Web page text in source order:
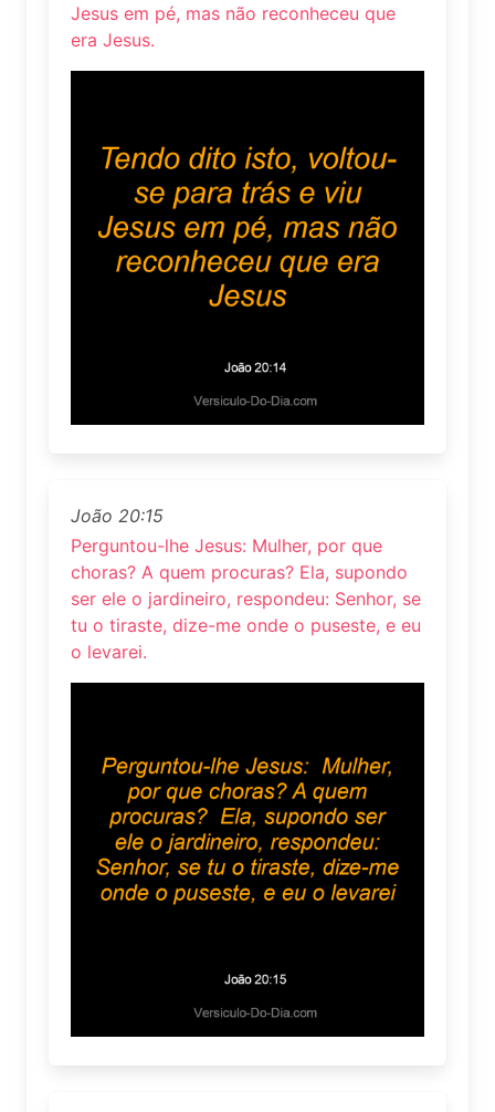
Jesus em pé, mas não reconheceu que
era Jesus.
João 20:15
Perguntou-lhe Jesus: Mulher, por que
choras? A quem procuras? Ela, supondo
ser ele o jardineiro, respondeu: Senhor, se
tu o tiraste, dize-me onde o puseste, e eu
o levarei.